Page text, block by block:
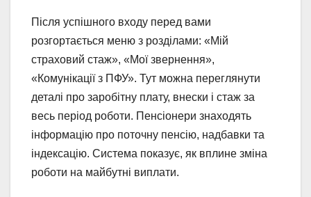
Після успішного входу перед вами
розгортається меню з розділами: «Мій
страховий стаж», «Мої звернення»,
«Комунікації з ПФУ». Тут можна переглянути
деталі про заробітну плату, внески і стаж за
весь період роботи. Пенсіонери знаходять
інформацію про поточну пенсію, надбавки та
індексацію. Система показує, як вплине зміна
роботи на майбутні виплати.